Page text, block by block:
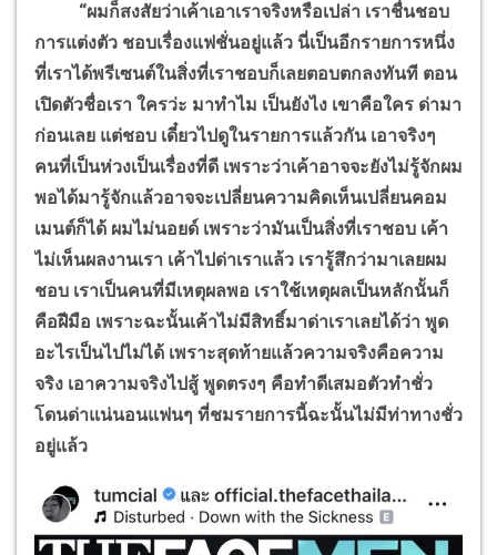
“ผมก็สงสัยว่าเค้าเอาเราจริงหรือเปล่า เราชื่นชอบ
การแต่งตัว ชอบเรื่องแฟชั่นอยู่แล้ว นี่เป็นอีกรายการหนึ่ง
ที่เราได้พรีเซนต์ในสิ่งที่เราชอบก็เลยตอบตกลงทันที ตอน
เปิดตัวชื่อเรา ใครว่ะ มาทำไม เป็นยังไง เขาคือใคร ด่ามา
ก่อนเลย แต่ชอบ เดี๋ยวไปดูในรายการแล้วกัน เอาจริงๆ
คนที่เป็นห่วงเป็นเรื่องที่ดี เพราะว่าเค้าอาจจะยังไม่รู้จักผม
พอได้มารู้จักแล้วอาจจะเปลี่ยนความคิดเห็นเปลี่ยนคอม
เมนต์ก็ได้ ผมไม่นอยด์ เพราะว่ามันเป็นสิ่งที่เราชอบ เค้า
ไม่เห็นผลงานเรา เค้าไปด่าเราแล้ว เรารู้สึกว่ามาเลยผม
ชอบ เราเป็นคนที่มีเหตุผลพอ เราใช้เหตุผลเป็นหลักนั้นก็
คือฝีมือ เพราะฉะนั้นเค้าไม่มีสิทธิ์มาด่าเราเลยได้ว่า พูด
อะไรเป็นไปไม่ได้ เพราะสุดท้ายแล้วความจริงคือความ
จริง เอาความจริงไปสู้ พูดตรงๆ คือทำดีเสมอตัวทำชั่ว
โดนด่าแน่นอนแฟนๆ ที่ชมรายการนี้ฉะนั้นไม่มีท่าทางชั่ว
อยู่แล้ว